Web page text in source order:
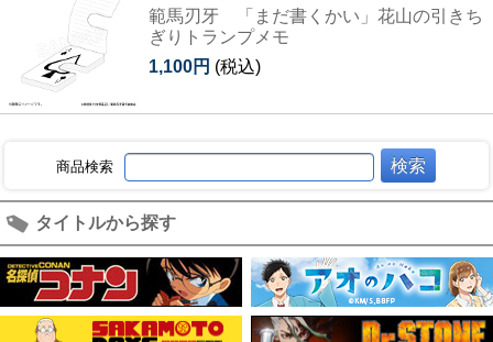
範馬刃牙 「まだ書くかい」花山の引きち
ぎりトランプメモ
1,100円 (税込)
商品検索
タイトルから探す